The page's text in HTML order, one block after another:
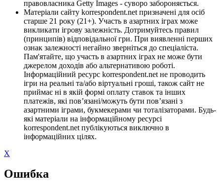
правовласника Getty Images - суворо забороняється.
Матеріали сайту korrespondent.net призначені для осіб
старше 21 року (21+). Участь в азартних іграх може
викликати ігрову залежність. Дотримуйтесь правил
(принципів) відповідальної гри. При виявленні перших
ознак залежності негайно зверніться до спеціаліста.
Пам'ятайте, що участь в азартних іграх не може бути
джерелом доходів або альтернативою роботі.
Інформаційний ресурс korrespondent.net не проводить
ігри на реальні та/або віртуальні гроші, також сайт не
приймає ні в якій формі оплату ставок та інших
платежів, які пов’язані/можуть бути пов’язані з
азартними іграми, букмекерами чи тоталізаторами. Будь-
які матеріали на інформаційному ресурсі
korrespondent.net публікуються виключно в
інформаційних цілях.
X
Ошибка